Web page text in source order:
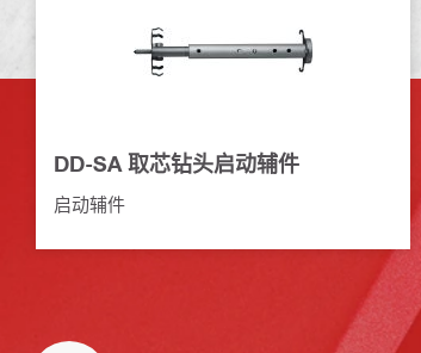
DD-SA 取芯钻头启动辅件
启动辅件